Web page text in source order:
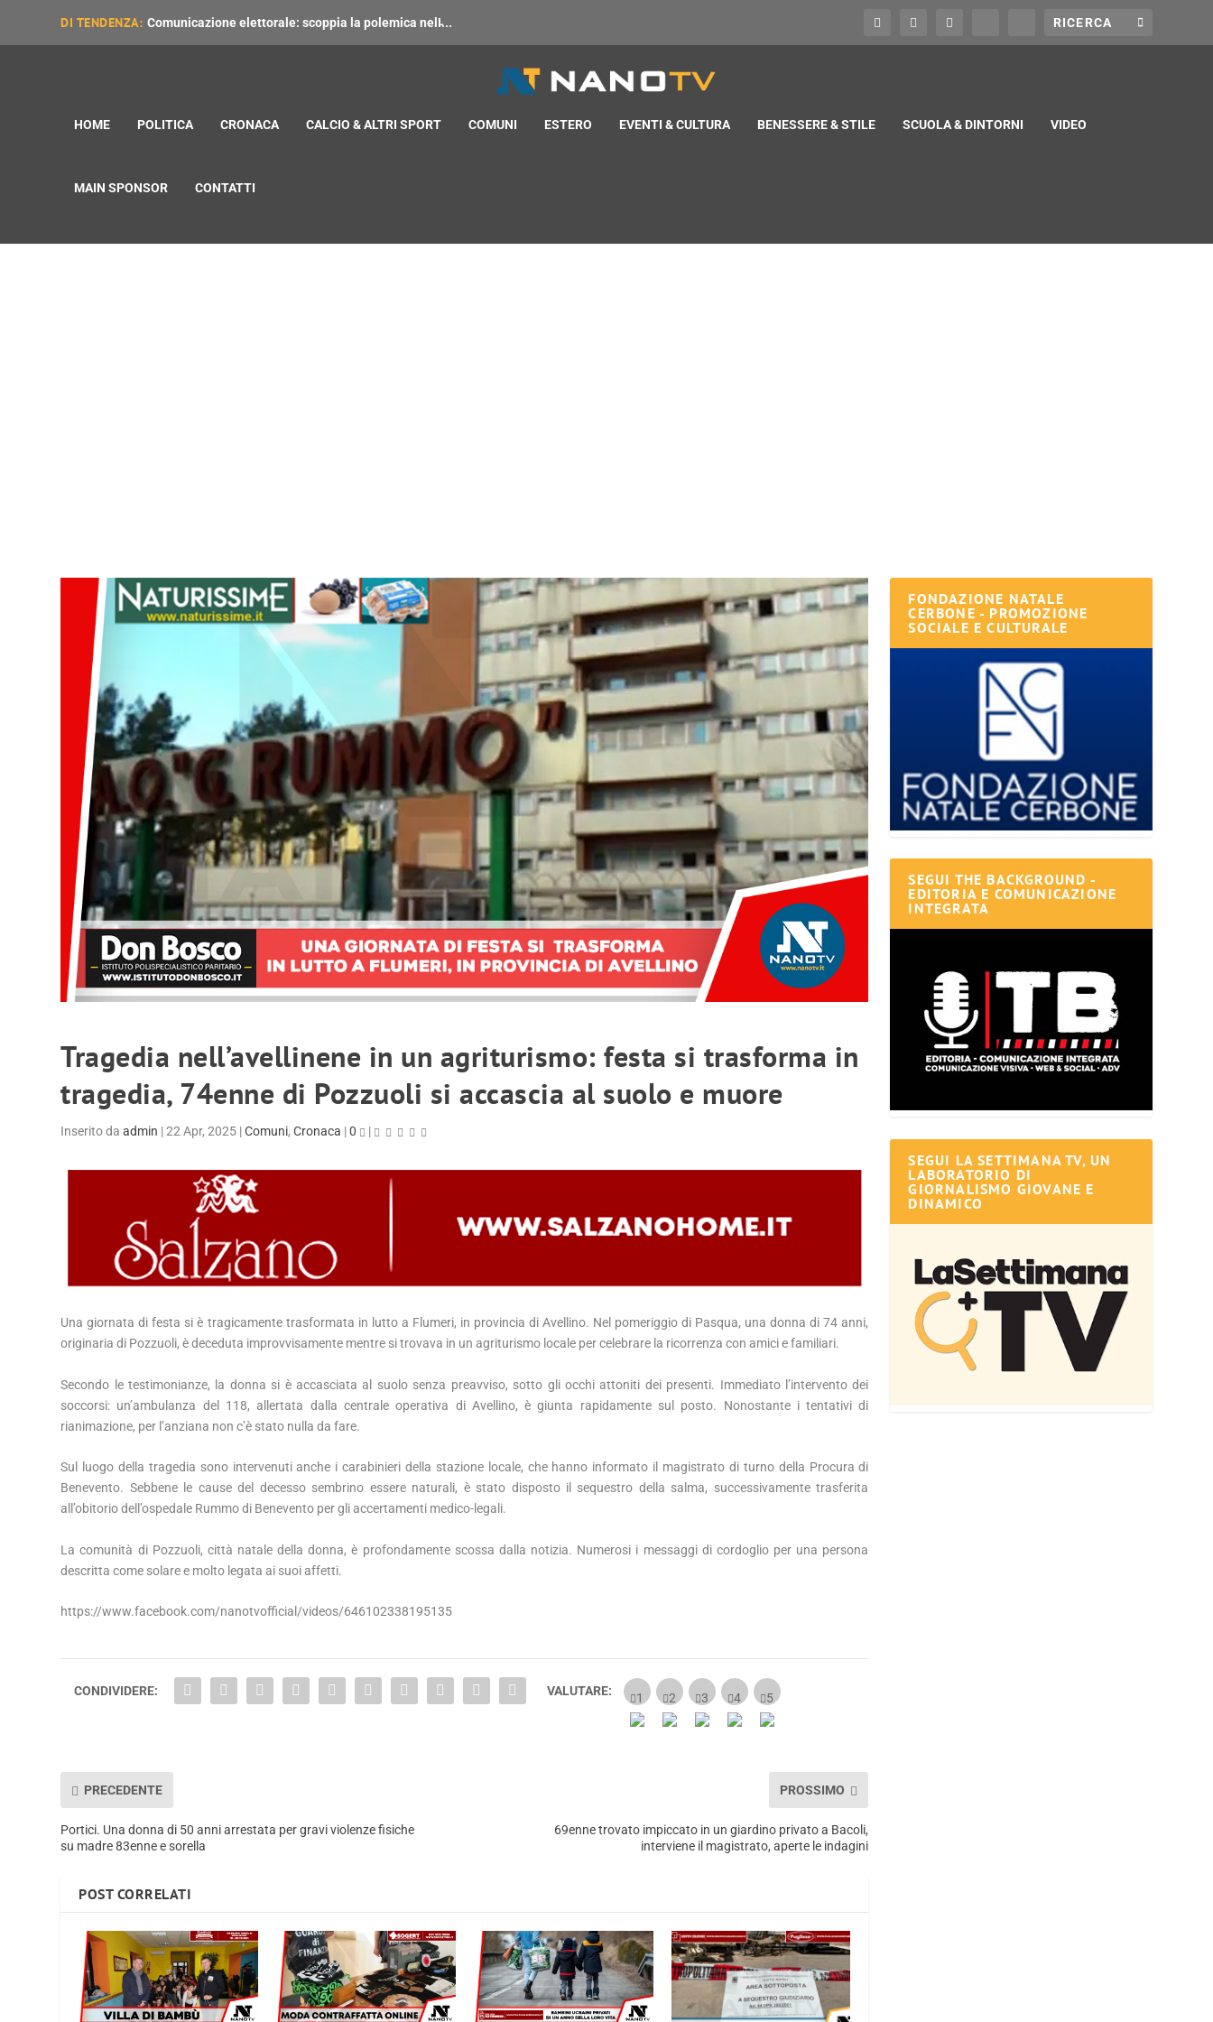
DI TENDENZA: Comunicazione elettorale: scoppia la polemica nell̵...
HOME POLITICA CRONACA CALCIO & ALTRI SPORT COMUNI ESTERO EVENTI & CULTURA BENESSERE & STILE SCUOLA & DINTORNI VIDEO
MAIN SPONSOR CONTATTI
Tragedia nell’avellinene in un agriturismo: festa si trasforma in
tragedia, 74enne di Pozzuoli si accascia al suolo e muore
Inserito daadmin |22 Apr, 2025 |Comuni,Cronaca |0 |
Una giornata di festa si è tragicamente trasformata in lutto a Flumeri, in provincia di Avellino. Nel pomeriggio di Pasqua, una donna di 74 anni,
originaria di Pozzuoli, è deceduta improvvisamente mentre si trovava in un agriturismo locale per celebrare la ricorrenza con amici e familiari.
Secondo le testimonianze, la donna si è accasciata al suolo senza preavviso, sotto gli occhi attoniti dei presenti. Immediato l’intervento dei
soccorsi: un’ambulanza del 118, allertata dalla centrale operativa di Avellino, è giunta rapidamente sul posto. Nonostante i tentativi di
rianimazione, per l’anziana non c’è stato nulla da fare.
Sul luogo della tragedia sono intervenuti anche i carabinieri della stazione locale, che hanno informato il magistrato di turno della Procura di
Benevento. Sebbene le cause del decesso sembrino essere naturali, è stato disposto il sequestro della salma, successivamente trasferita
all’obitorio dell’ospedale Rummo di Benevento per gli accertamenti medico-legali.
La comunità di Pozzuoli, città natale della donna, è profondamente scossa dalla notizia. Numerosi i messaggi di cordoglio per una persona
descritta come solare e molto legata ai suoi affetti.
https://www.facebook.com/nanotvofficial/videos/646102338195135
CONDIVIDERE: VALUTARE:
PRECEDENTE
Portici. Una donna di 50 anni arrestata per gravi violenze fisiche
su madre 83enne e sorella
PROSSIMO
69enne trovato impiccato in un giardino privato a Bacoli,
interviene il magistrato, aperte le indagini
POST CORRELATI
FONDAZIONE NATALE
CERBONE - PROMOZIONE
SOCIALE E CULTURALE
SEGUI THE BACKGROUND -
EDITORIA E COMUNICAZIONE
INTEGRATA
SEGUI LA SETTIMANA TV, UN
LABORATORIO DI
GIORNALISMO GIOVANE E
DINAMICO